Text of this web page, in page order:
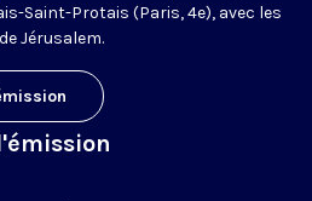
Saint-Protais (Paris, 4e), avec les
Jérusalem.